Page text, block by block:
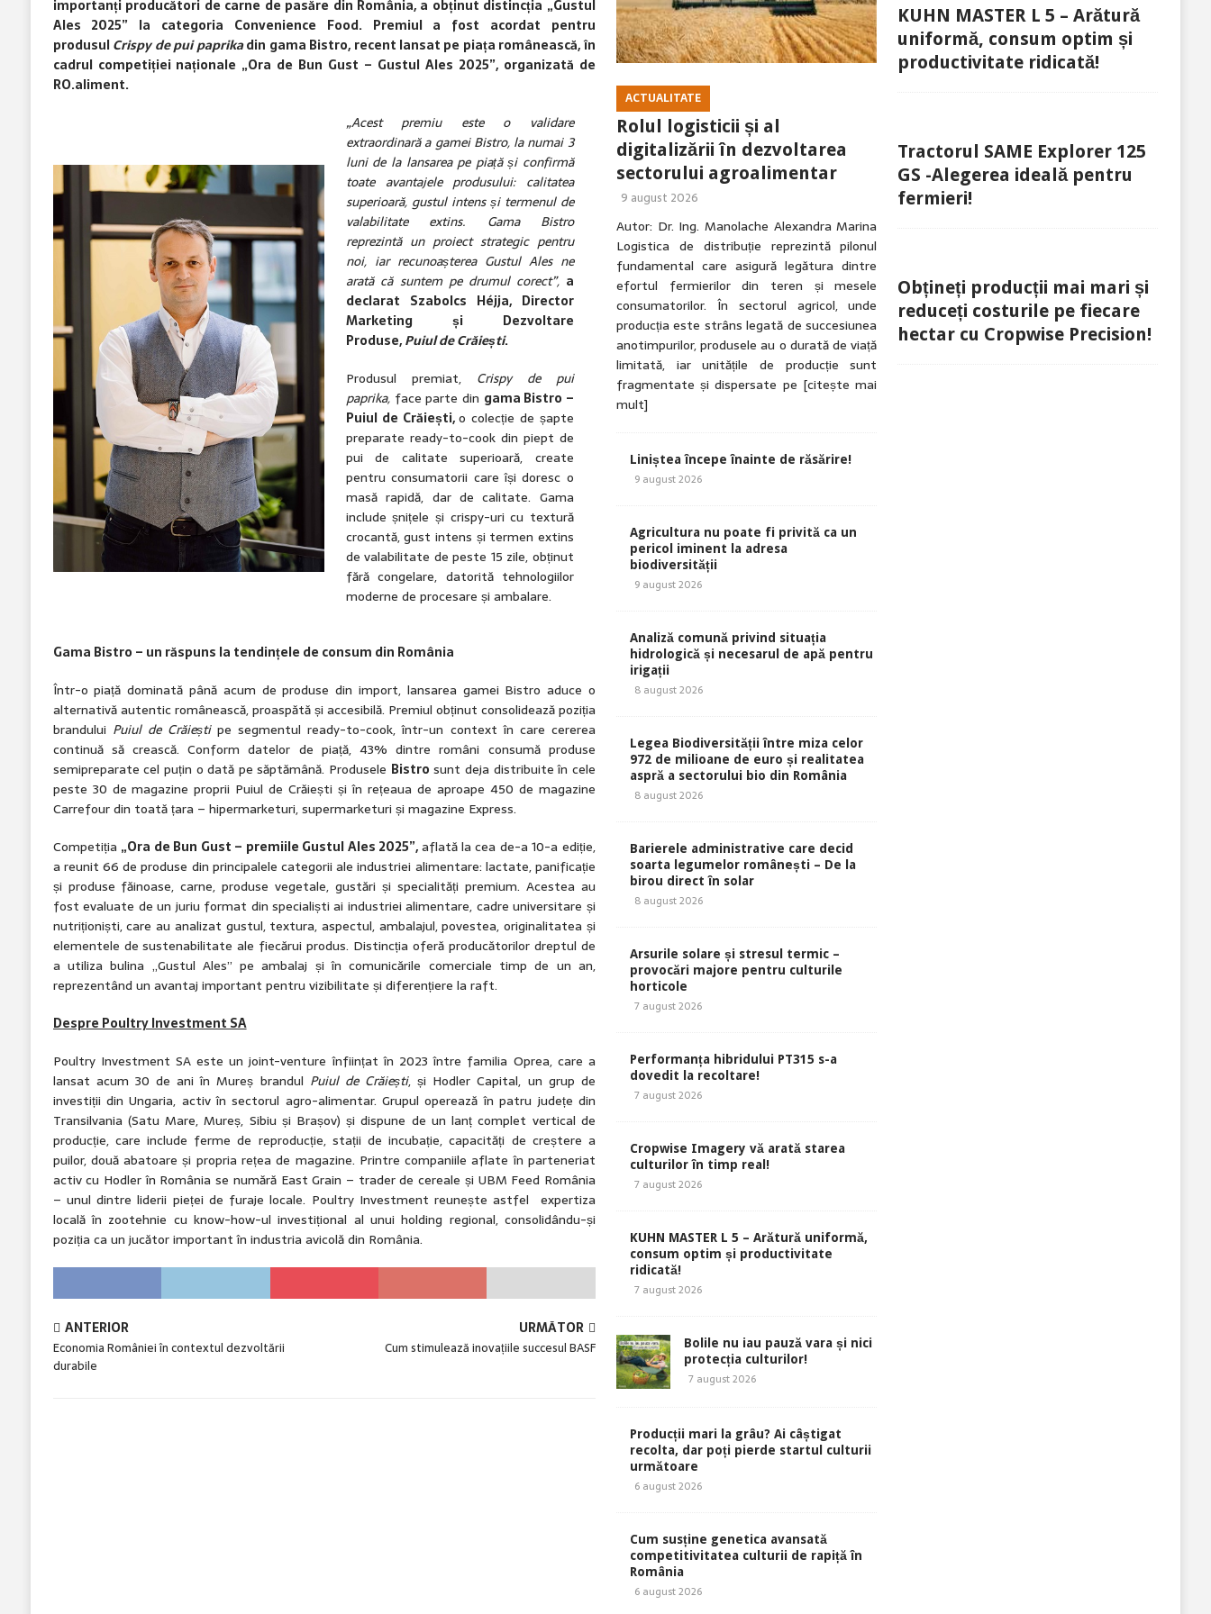
importanți producători de carne de pasăre din România, a obținut distincția „Gustul
Ales 2025” la categoria Convenience Food. Premiul a fost acordat pentru
produsulCrispy de pui paprikadin gama Bistro, recent lansat pe piața românească, în
cadrul competiției naționale „Ora de Bun Gust – Gustul Ales 2025”, organizată de
RO.aliment.
„Acest premiu este o validare
extraordinară a gamei Bistro, la numai 3
luni de la lansarea pe piață și confirmă
toate avantajele produsului: calitatea
superioară, gustul intens și termenul de
valabilitate extins. Gama Bistro
reprezintă un proiect strategic pentru
noi, iar recunoașterea Gustul Ales ne
arată că suntem pe drumul corect”, a
declarat Szabolcs Héjja, Director
Marketing și Dezvoltare
Produse,Puiul de Crăiești.
Produsul premiat, Crispy de pui
paprika,face parte din gama Bistro –
Puiul de Crăiești,o colecție de șapte
preparate ready-to-cook din piept de
pui de calitate superioară, create
pentru consumatorii care își doresc o
masă rapidă, dar de calitate. Gama
include șnițele și crispy-uri cu textură
crocantă, gust intens și termen extins
de valabilitate de peste 15 zile, obținut
fără congelare, datorită tehnologiilor
moderne de procesare și ambalare.
Gama Bistro – un răspuns la tendințele de consum din România
Într-o piață dominată până acum de produse din import, lansarea gamei Bistro aduce o
alternativă autentic românească, proaspătă și accesibilă. Premiul obținut consolidează poziția
brandului Puiul de Crăieștipe segmentul ready-to-cook, într-un context în care cererea
continuă să crească. Conform datelor de piață, 43% dintre români consumă produse
semipreparate cel puțin o dată pe săptămână. Produsele Bistro sunt deja distribuite în cele
peste 30 de magazine proprii Puiul de Crăiești și în rețeaua de aproape 450 de magazine
Carrefour din toată țara – hipermarketuri, supermarketuri și magazine Express.
Competiția „Ora de Bun Gust – premiile Gustul Ales 2025”,aflată la cea de-a 10-a ediție,
a reunit 66 de produse din principalele categorii ale industriei alimentare: lactate, panificație
și produse făinoase, carne, produse vegetale, gustări și specialități premium. Acestea au
fost evaluate de un juriu format din specialiști ai industriei alimentare, cadre universitare și
nutriționiști, care au analizat gustul, textura, aspectul, ambalajul, povestea, originalitatea și
elementele de sustenabilitate ale fiecărui produs. Distincția oferă producătorilor dreptul de
a utiliza bulina „Gustul Ales” pe ambalaj și în comunicările comerciale timp de un an,
reprezentând un avantaj important pentru vizibilitate și diferențiere la raft.
Despre Poultry Investment SA
Poultry Investment SA este un joint-venture înființat în 2023 între familia Oprea, care a
lansat acum 30 de ani în Mureș brandul Puiul de Crăiești, și Hodler Capital, un grup de
investiții din Ungaria, activ în sectorul agro-alimentar. Grupul operează în patru județe din
Transilvania (Satu Mare, Mureș, Sibiu și Brașov) și dispune de un lanț complet vertical de
producție, care include ferme de reproducție, stații de incubație, capacități de creștere a
puilor, două abatoare și propria rețea de magazine. Printre companiile aflate în parteneriat
activ cu Hodler în România se numără East Grain – trader de cereale și UBM Feed România
– unul dintre liderii pieței de furaje locale. Poultry Investment reunește astfel expertiza
locală în zootehnie cu know-how-ul investițional al unui holding regional, consolidându-și
poziția ca un jucător important în industria avicolă din România.
ANTERIOR
Economia României în contextul dezvoltării
durabile
URMĂTOR
Cum stimulează inovațiile succesul BASF
ACTUALITATE
Rolul logisticii și al
digitalizării în dezvoltarea
sectorului agroalimentar
9 august 2026
Autor: Dr. Ing. Manolache Alexandra Marina
Logistica de distribuție reprezintă pilonul
fundamental care asigură legătura dintre
efortul fermierilor din teren și mesele
consumatorilor. În sectorul agricol, unde
producția este strâns legată de succesiunea
anotimpurilor, produsele au o durată de viață
limitată, iar unitățile de producție sunt
fragmentate și dispersate pe [citește mai
mult]
Liniștea începe înainte de răsărire!
9 august 2026
Agricultura nu poate fi privită ca un
pericol iminent la adresa
biodiversității
9 august 2026
Analiză comună privind situația
hidrologică și necesarul de apă pentru
irigații
8 august 2026
Legea Biodiversității între miza celor
972 de milioane de euro și realitatea
aspră a sectorului bio din România
8 august 2026
Barierele administrative care decid
soarta legumelor românești – De la
birou direct în solar
8 august 2026
Arsurile solare și stresul termic –
provocări majore pentru culturile
horticole
7 august 2026
Performanța hibridului PT315 s-a
dovedit la recoltare!
7 august 2026
Cropwise Imagery vă arată starea
culturilor în timp real!
7 august 2026
KUHN MASTER L 5 – Arătură uniformă,
consum optim și productivitate
ridicată!
7 august 2026
Bolile nu iau pauză vara și nici
protecția culturilor!
7 august 2026
Producții mari la grâu? Ai câștigat
recolta, dar poți pierde startul culturii
următoare
6 august 2026
Cum susține genetica avansată
competitivitatea culturii de rapiță în
România
6 august 2026
KUHN MASTER L 5 – Arătură
uniformă, consum optim și
productivitate ridicată!
Tractorul SAME Explorer 125
GS -Alegerea ideală pentru
fermieri!
Obțineți producții mai mari și
reduceți costurile pe fiecare
hectar cu Cropwise Precision!